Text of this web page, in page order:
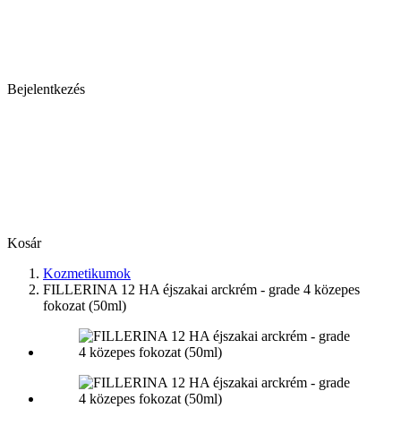
Bejelentkezés
Kosár
Kozmetikumok
FILLERINA 12 HA éjszakai arckrém - grade 4 közepes
fokozat (50ml)